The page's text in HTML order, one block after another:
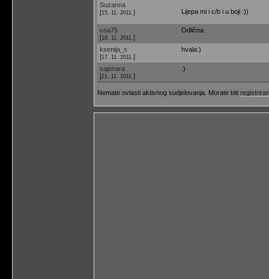
Suzanna
[15. 11. 2011. ] Lijepa mi i c/b i u boji :))
coa75
[16. 11. 2011. ]
Odlična.
ksenija_s
[17. 11. 2011. ]
hvala:)
sajonara
[21. 11. 2011. ]
:)
Nemate ovlasti aktivnog sudjelovanja. Morate biti